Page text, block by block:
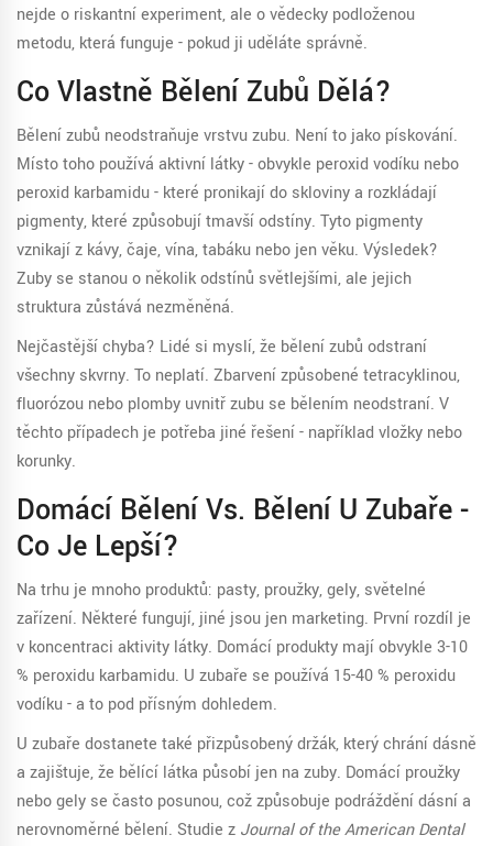
nejde o riskantní experiment, ale o vědecky podloženou
metodu, která funguje - pokud ji uděláte správně.
Co Vlastně Bělení Zubů Dělá?
Bělení zubů neodstraňuje vrstvu zubu. Není to jako pískování.
Místo toho používá aktivní látky - obvykle peroxid vodíku nebo
peroxid karbamidu - které pronikají do skloviny a rozkládají
pigmenty, které způsobují tmavší odstíny. Tyto pigmenty
vznikají z kávy, čaje, vína, tabáku nebo jen věku. Výsledek?
Zuby se stanou o několik odstínů světlejšími, ale jejich
struktura zůstává nezměněná.
Nejčastější chyba? Lidé si myslí, že bělení zubů odstraní
všechny skvrny. To neplatí. Zbarvení způsobené tetracyklinou,
fluorózou nebo plomby uvnitř zubu se bělením neodstraní. V
těchto případech je potřeba jiné řešení - například vložky nebo
korunky.
Domácí Bělení Vs. Bělení U Zubaře -
Co Je Lepší?
Na trhu je mnoho produktů: pasty, proužky, gely, světelné
zařízení. Některé fungují, jiné jsou jen marketing. První rozdíl je
v koncentraci aktivity látky. Domácí produkty mají obvykle 3-10
% peroxidu karbamidu. U zubaře se používá 15-40 % peroxidu
vodíku - a to pod přísným dohledem.
U zubaře dostanete také přizpůsobený držák, který chrání dásně
a zajišťuje, že bělící látka působí jen na zuby. Domácí proužky
nebo gely se často posunou, což způsobuje podráždění dásní a
nerovnoměrné bělení. Studie z Journal of the American Dental